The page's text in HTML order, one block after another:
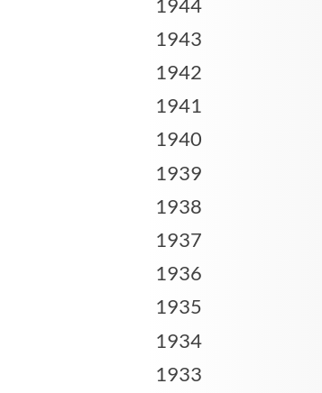
1943
1942
1941
1940
1939
1938
1937
1936
1935
1934
1933